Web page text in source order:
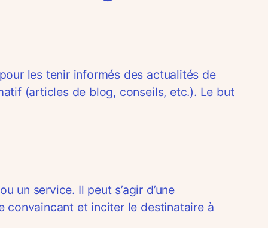
les tenir informés des actualités de
(articles de blog, conseils, etc.). Le but
un service. Il peut s’agir d’une
convaincant et inciter le destinataire à